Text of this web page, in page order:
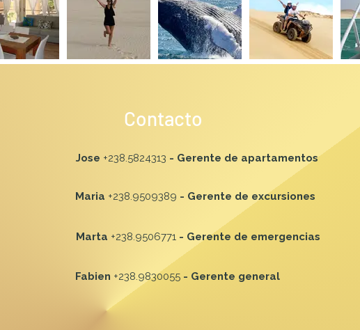
Contacto
Jose +238.5824313 - Gerente de apartamentos
Maria +238.9509389 - Gerente de excursiones
Marta +238.9506771 - Gerente de emergencias
Fabien +238.9830055 - Gerente general